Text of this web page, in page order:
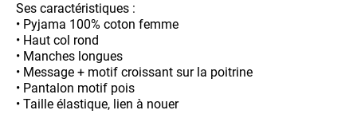
Ses caractéristiques :
• Pyjama 100% coton femme
• Haut col rond
• Manches longues
• Message + motif croissant sur la poitrine
• Pantalon motif pois
• Taille élastique, lien à nouer